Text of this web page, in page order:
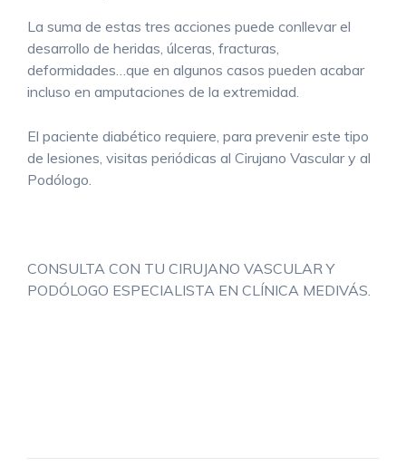
La suma de estas tres acciones puede conllevar el
desarrollo de heridas, úlceras, fracturas,
deformidades…que en algunos casos pueden acabar
incluso en amputaciones de la extremidad.
El paciente diabético requiere, para prevenir este tipo
de lesiones, visitas periódicas al Cirujano Vascular y al
Podólogo.
CONSULTA CON TU CIRUJANO VASCULAR Y
PODÓLOGO ESPECIALISTA EN CLÍNICA MEDIVÁS.